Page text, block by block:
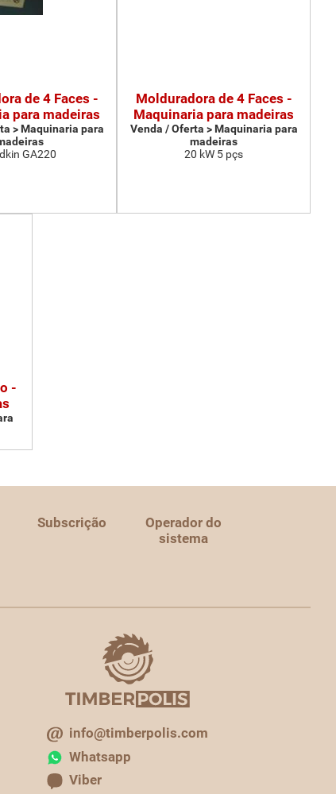
de 4 Faces -
para madeiras
> Maquinaria para
GA220
Molduradora de 4 Faces -
Maquinaria para madeiras
Venda / Oferta > Maquinaria para
madeiras
20 kW 5 pçs
-
Subscrição
Operador do
sistema
info@timberpolis.com
Whatsapp
Viber